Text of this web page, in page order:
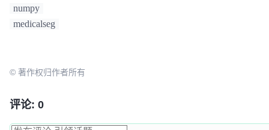
numpy
medicalseg
© 著作权归作者所有
评论: 0